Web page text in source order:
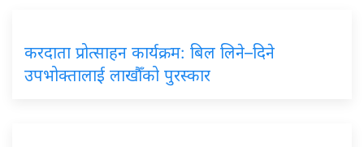
करदाता प्रोत्साहन कार्यक्रम: बिल लिने–दिने
उपभोक्तालाई लाखौँको पुरस्कार